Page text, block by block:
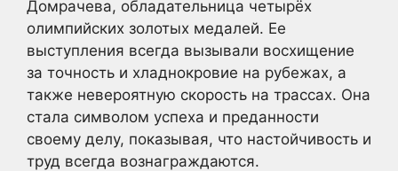
Домрачева, обладательница четырёх
олимпийских золотых медалей. Ее
выступления всегда вызывали восхищение
за точность и хладнокровие на рубежах, а
также невероятную скорость на трассах. Она
стала символом успеха и преданности
своему делу, показывая, что настойчивость и
труд всегда вознаграждаются.